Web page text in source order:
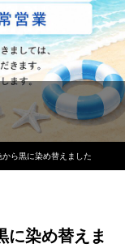
リーニング
ら黒に染め替えました
に染め替えま